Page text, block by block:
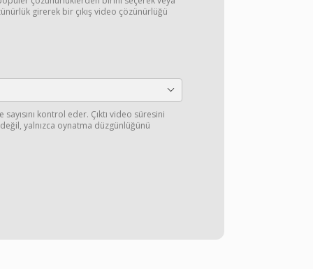
girerek bir çıkış video çözünürlüğü
kontrol eder. Çıktı video süresini
yalnızca oynatma düzgünlüğünü